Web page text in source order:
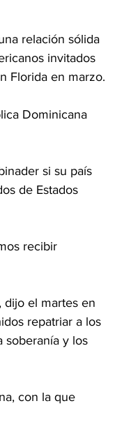
relación sólida
invitados
Florida en marzo.
Dominicana
si su país
de Estados
recibir
dijo el martes en
repatriar a los
soberanía y los
con la que